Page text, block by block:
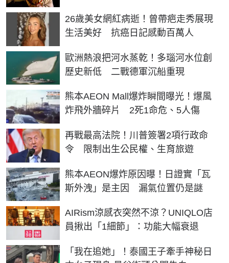
26歲美女網紅病逝！曾帶疤走秀展現
生活美好 抗癌日記感動百萬人
歐洲熱浪把河水蒸乾！多瑙河水位創
歷史新低 二戰德軍沉船重現
熊本AEON Mall爆炸瞬間曝光！爆風
炸飛外牆碎片 2死1命危、5人傷
再戰最高法院！川普簽署2項行政命
令 限制出生公民權、生育旅遊
熊本AEON爆炸原因曝！日證實「瓦
斯外洩」是主因 漏氣位置仍是謎
AIRism涼感衣突然不涼？UNIQLO店
員揪出「1細節」：功能大幅衰退
「我在追她」！泰國王子牽手神秘日